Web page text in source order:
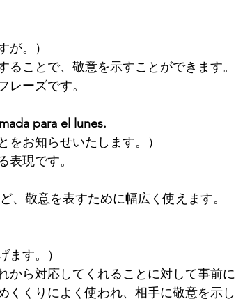
が。）
ことで、敬意を示すことができます。
ーズです。
para el lunes.
をお知らせいたします。）
現です。
、敬意を表すために幅広く使えます。
ます。）
から対応してくれることに対して事前に
くくりによく使われ、相手に敬意を示し